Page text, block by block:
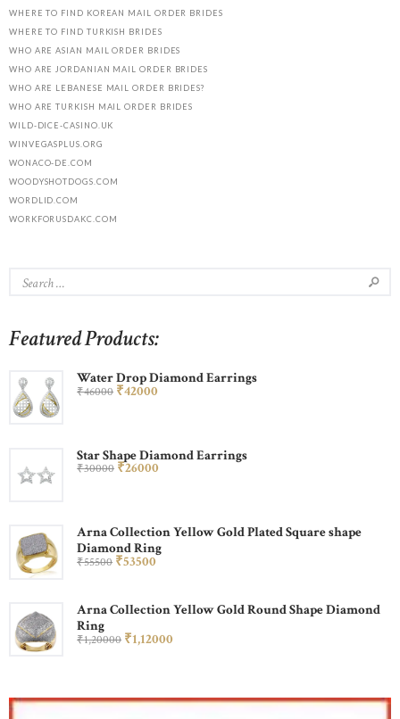
WHERE TO FIND KOREAN MAIL ORDER BRIDES
WHERE TO FIND TURKISH BRIDES
WHO ARE ASIAN MAIL ORDER BRIDES
WHO ARE JORDANIAN MAIL ORDER BRIDES
WHO ARE LEBANESE MAIL ORDER BRIDES?
WHO ARE TURKISH MAIL ORDER BRIDES
WILD-DICE-CASINO.UK
WINVEGASPLUS.ORG
WONACO-DE.COM
WOODYSHOTDOGS.COM
WORDLID.COM
WORKFORUSDAKC.COM
Featured Products:
Water Drop Diamond Earrings
₹46000 ₹42000
Star Shape Diamond Earrings
₹30000 ₹26000
Arna Collection Yellow Gold Plated Square shape
Diamond Ring
₹55500 ₹53500
Arna Collection Yellow Gold Round Shape Diamond
Ring
₹1,20000 ₹1,12000